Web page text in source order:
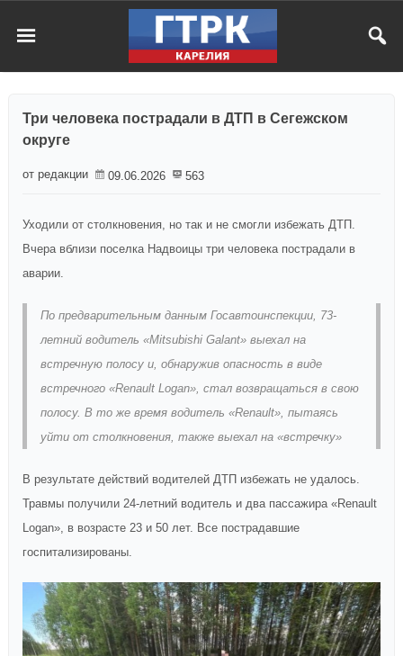
Три человека пострадали в ДТП в Сегежском
округе
от редакции 09.06.2026 563
Уходили от столкновения, но так и не смогли избежать ДТП.
Вчера вблизи поселка Надвоицы три человека пострадали в
аварии.
По предварительным данным Госавтоинспекции, 73-
летний водитель «Mitsubishi Galant» выехал на
встречную полосу и, обнаружив опасность в виде
встречного «Renault Logan», стал возвращаться в свою
полосу. В то же время водитель «Renault», пытаясь
уйти от столкновения, также выехал на «встречку»
В результате действий водителей ДТП избежать не удалось.
Травмы получили 24-летний водитель и два пассажира «Renault
Logan», в возрасте 23 и 50 лет. Все пострадавшие
госпитализированы.